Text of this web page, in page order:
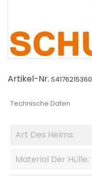
Artikel-Nr. S4176215360
Technische Daten
Art Des Helms:
Material Der Hülle: